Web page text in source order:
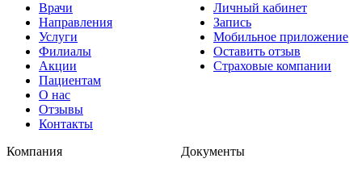
Врачи
Направления
Услуги
Филиалы
Акции
Пациентам
О нас
Отзывы
Контакты
Личный кабинет
Запись
Мобильное приложение
Оставить отзыв
Страховые компании
Компания
Документы